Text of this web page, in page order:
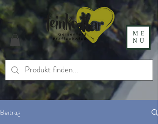
ME
NU
Beitrag